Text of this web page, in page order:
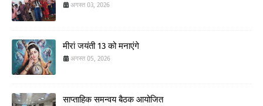
अगस्त 03, 2026
मीरां जयंती 13 को मनाएंगे
अगस्त 05, 2026
साप्ताहिक समन्वय बैठक आयोजित